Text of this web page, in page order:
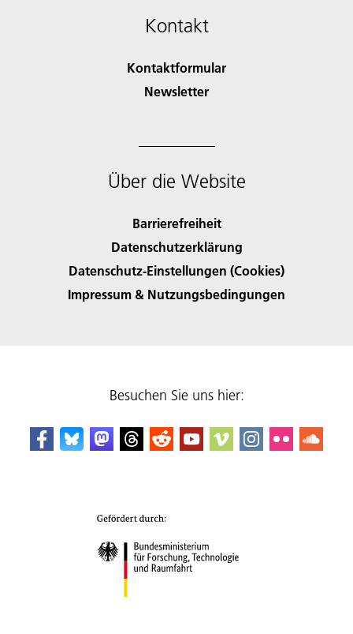
Kontakt
Kontaktformular
Newsletter
Über die Website
Barrierefreiheit
Datenschutzerklärung
Datenschutz-Einstellungen (Cookies)
Impressum & Nutzungsbedingungen
Besuchen Sie uns hier: